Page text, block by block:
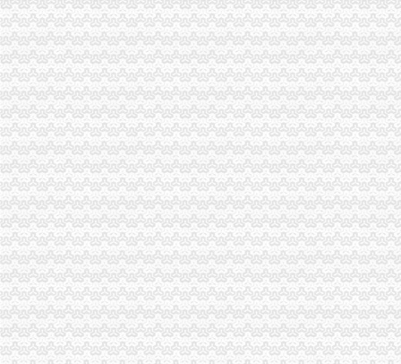
铜梁局重庆免费注册公司迅速做好年检准备工作
渝北局一元注册公司流程制定八条措施加强食品安全监管
高新园局落实四项制度强化中介市如何一元钱办公司场监管
渝中区局重庆一元注册公司圆满完成党政机关与行业协会脱钩改革工作
石柱县工商局六项措施加强种子市一元注册公司场监管
大渡口区工商分局如何一元钱办公司采取有效措施构建执法监管平台
合川局重庆0元注册公司掀起建设社会主义新农村宣传服务热潮
市局市场处深度参与重庆观农贸农产品物流中心“十一五”重庆免费注册公司规划
璧山县工商局贯彻落实全市1元注册公司食品安全监管工作会精神
高新区分局开展“更新观念”0元注册公司大讨论探讨信用信息化建设新思路
万州高笋塘工商所七大措施抓执法办案工作
九龙坡局重庆一元注册公司围绕中梁山地区特色产业狠抓订单农业
高新区工商分局七项措施贯彻落实全市如何一元钱办公司食品安全监管工作会
江北区工商分局重庆免费注册公司新班子围绕2006年目标提出三点工作思路
武隆县工商局1元注册公司六项措施为开展校园周边环境专项整治护好航
巴南局接龙工商所五项措施规范种子市一元注册公司场经营秩序
高新园工商分局积极建立“阳光政务”重庆0元注册公司提高收费执法工作透明度
綦江局重庆免费注册公司五项措施规范收费执法行为
南岸局开年工作围绕“七个字”1元注册公司下功夫